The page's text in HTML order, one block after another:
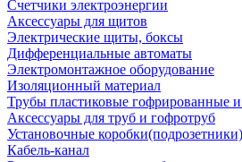
Счетчики электроэнергии
Аксессуары для щитов
Электрические щиты, боксы
Дифференциальные автоматы
Электромонтажное оборудование
Изоляционный материал
Трубы пластиковые гофрированные
Аксессуары для труб и гофротруб
Установочные коробки(подрозетники)
Кабель-канал